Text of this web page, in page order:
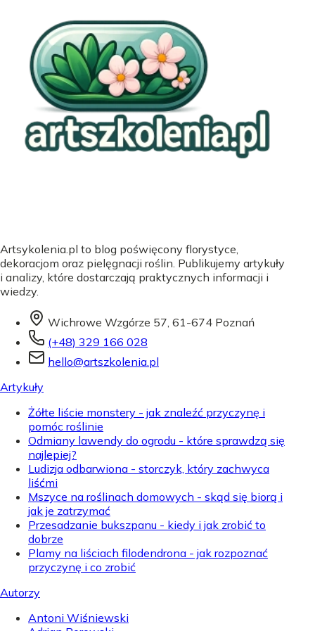
Artsykolenia.pl to blog poświęcony florystyce,
dekoracjom oraz pielęgnacji roślin. Publikujemy artykuły
i analizy, które dostarczają praktycznych informacji i
wiedzy.
Wichrowe Wzgórze 57, 61-674 Poznań
(+48) 329 166 028
hello@artszkolenia.pl
Artykuły
Żółte liście monstery - jak znaleźć przyczynę i
pomóc roślinie
Odmiany lawendy do ogrodu - które sprawdzą się
najlepiej?
Ludizja odbarwiona - storczyk, który zachwyca
liśćmi
Mszyce na roślinach domowych - skąd się biorą i
jak je zatrzymać
Przesadzanie bukszpanu - kiedy i jak zrobić to
dobrze
Plamy na liściach filodendrona - jak rozpoznać
przyczynę i co zrobić
Autorzy
Antoni Wiśniewski